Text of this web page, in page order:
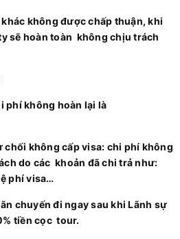
không được chấp thuận, khi
sẽ hoàn toàn không chịu trách
phí không hoàn lại là
không cấp visa: chi phí không
do các khoản đã chi trả như:
phí visa…
chuyến đi ngay sau khi Lãnh sự
tiền cọc tour.